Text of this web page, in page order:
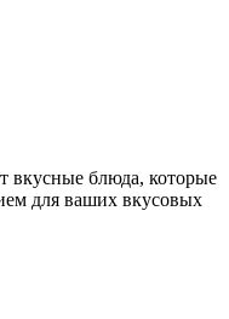
вкусные блюда, которые
для ваших вкусовых